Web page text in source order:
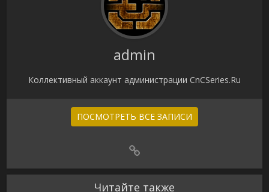
admin
Коллективный аккаунт администрации CnCSeries.Ru
ПОСМОТРЕТЬ ВСЕ ЗАПИСИ
Читайте также